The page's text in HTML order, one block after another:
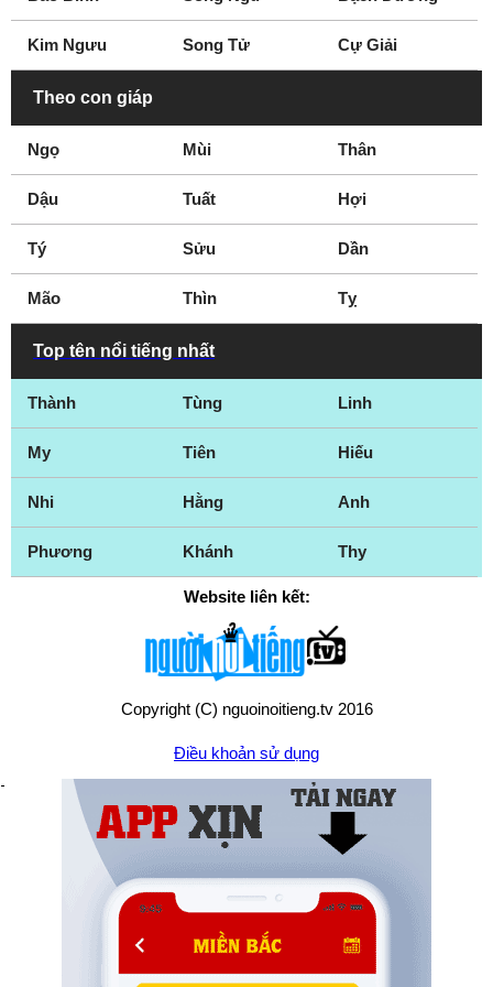
Kim Ngưu Song Tử Cự Giải
Theo con giáp
Ngọ Mùi Thân
Dậu Tuất Hợi
Tý Sửu Dần
Mão Thìn Tỵ
Top tên nổi tiếng nhất
Thành Tùng Linh
My Tiên Hiếu
Nhi Hằng Anh
Phương Khánh Thy
Website liên kết:
Copyright (C) nguoinoitieng.tv 2016
Điều khoản sử dụng
Liên hệ: mail.nguoinoitieng.tv@gmail.com